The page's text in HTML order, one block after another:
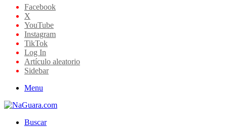
Facebook
X
YouTube
Instagram
TikTok
Log In
Artículo aleatorio
Sidebar
Menu
Buscar